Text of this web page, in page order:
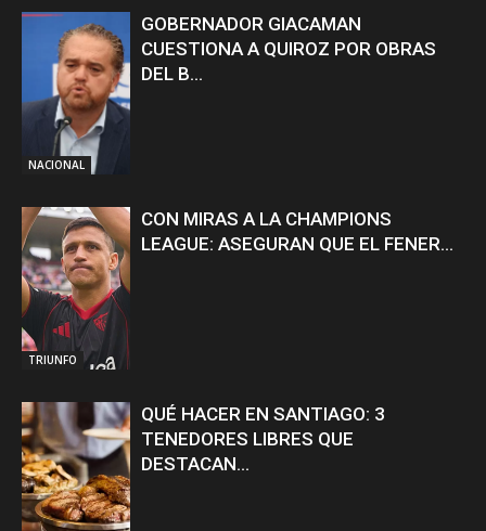
NACIONAL
GOBERNADOR GIACAMAN
CUESTIONA A QUIROZ POR OBRAS
DEL B...
TRIUNFO
CON MIRAS A LA CHAMPIONS
LEAGUE: ASEGURAN QUE EL FENER...
QUÉ HACER EN SANTIAGO: 3
TENEDORES LIBRES QUE
DESTACAN...